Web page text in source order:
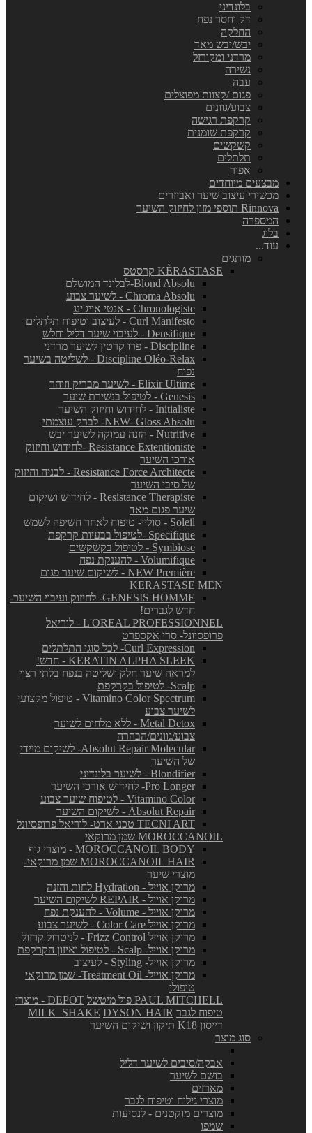
בלונדיני
דק וחסר נפח
החלקה
יבש/יבש מאד
מרדני ומקורזל
נשירה
עבה
פגום /קצוות מפוצלים
צבוע/גוונים
קרקפת רגישה
קרקפת שומנית
קשקשים
תלתלים
אפור
מבצעים מיוחדים
מכשירי עיצוב שיער ואביזרים
Rinnova תוספי מזון לחיזוק השיער
המספרה
בלוג
עוד...
מותגים
KÈRASTASE קרסטס
Blond Absolu-לבלונד המושלם
Chroma Absolu - לשיער צבוע
Chronologiste - אנטי אייג'ינג
Curl Manifesto - לעיצוב וטיפוח תלתלים
Densifique - לעיבוי שיער דליל וחלש
Discipline - פרו קרטין לשיער מרדני
Discipline Oléo-Relax - לשליטה בשיער
נפוח
Elixir Ultime - לשיער מבריק וזוהר
Genesis - לטיפול בנשירת שיער
Initialiste - לחידוש וחיזוק השיער
NEW- Gloss Absolu- לברק עוצמתי
Nutritive - הזנה עמוקה לשיער יבש
Resistance Extentioniste -לחידוש וחיזוק
אורכי השיער
Resistance Force Architecte - לבניה וחיזוק
של סיבי השיער
Resistance Therapiste - לחידוש ושיקום
שיער פגום מאד
Soleil - סוליי- טיפוח לאחר חשיפה לשמש
Specifique -לטיפול בבעיות קרקפת
Symbiose - לטיפול בקשקשים
Volumifique - להענקת נפח
NEW Première - לשיקום שיער פגום
KERASTASE MEN
GENESIS HOMME- לחיזוק ועיבוי השיער-
חדש לגברים!
L'OREAL PROFESSIONNEL - לוריאל
פרופסיונל- סרי אקספרט
Curl Expression- לכל סוגי התלתלים
KERATIN ALPHA SLEEK - חדש!
למראה שיער חלק ושליטה בנפח בלתי רצוי
Scalp- לטיפול בקרקפת
Vitamino Color Spectrum - טיפול מקצועי
לשיער צבוע
Metal Detox - ללא מלחים לשיער
צבוע/גוונים/הבהרה
Absolut Repair Molecular- לשיקום מיידי
של השיער
Blondifier - לשיער בלונדיני
Pro Longer- לחידוש אורכי השיער
Vitamino Color - לטיפוח שיער צבוע
Absolut Repair - לשיקום השיער
TECNI ART טכני ארט- לוריאל פרופסיונל
MOROCCANOIL שמן מרוקאי
MOROCCANOIL BODY - מוצרי גוף
MOROCCANOIL HAIR שמן מרוקאי-
מוצרי שיער
מרוקן אוייל - Hydration לחות והזנה
מרוקן אוייל - REPAIR לשיקום השיער
מרוקן אוייל - Volume - להענקת נפח
מרוקן אוייל Color Care - לשיער צבוע
מרוקן אוייל Frizz Control - לניטרול קרזול
מרוקן אוייל- Scalp - לטיפול ואיזון הקרקפת
מרוקן אוייל- Styling - לעיצוב
מרוקן אוייל- Treatment Oil- שמן מרוקאי
טיפולי
PAUL MITCHELL פול מיטשל
DEPOT - מוצרי
טיפוח לגבר
MILK_SHAKE DYSON HAIR
דייסון K18 תיקון ושיקום השיער
סוג מוצר
אבקה/סיבים לשיער דליל
בושם לשיער
מארזים
מוצרי גילוח וטיפוח לגבר
מוצרים מוקטנים - לנסיעות
שמפו